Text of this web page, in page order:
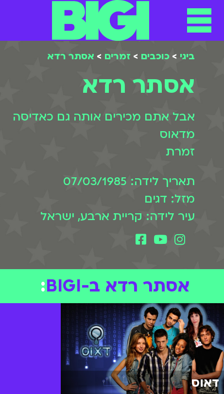
ביגי > כוכבים > זמרים > אסתר רדא
אסתר רדא
אבל אתם מכירים אותה גם כאדיסה
מדאוס
זמרת
תאריך לידה: 07/03/1985
מזל: דגים
עיר לידה: קריית ארבע, ישראל
אסתר רדא ב-BIGI :
דאוס